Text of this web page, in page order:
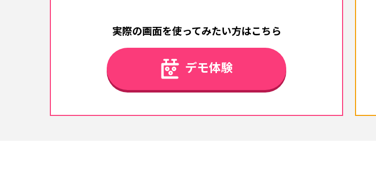
実際の画面を使ってみたい方はこちら
デモ体験